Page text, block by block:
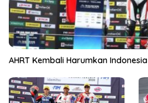
AHRT Kembali Harumkan